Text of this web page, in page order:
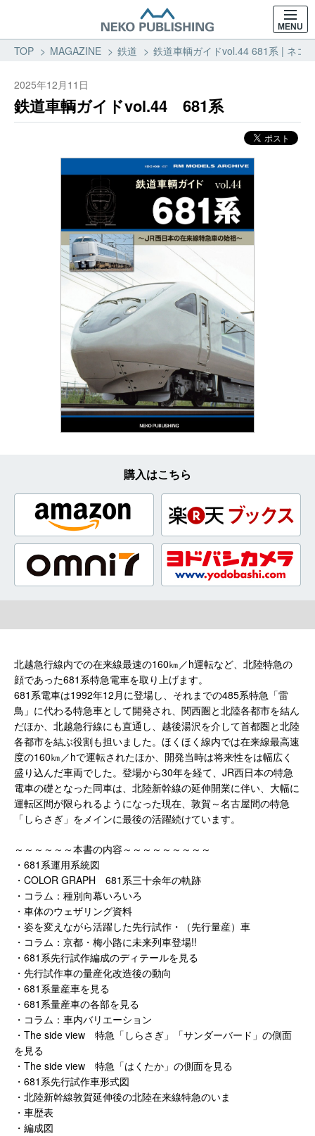
MENU
TOP MAGAZINE 鉄道 鉄道車輌ガイドvol.44 681系 | ネコ
2025年12月11日
鉄道車輌ガイドvol.44 681系
購入はこちら
北越急行線内での在来線最速の160㎞／h運転など、北陸特急の
顔であった681系特急電車を取り上げます。
681系電車は1992年12月に登場し、それまでの485系特急「雷
鳥」に代わる特急車として開発され、関西圏と北陸各都市を結ん
だほか、北越急行線にも直通し、越後湯沢を介して首都圏と北陸
各都市を結ぶ役割も担いました。ほくほく線内では在来線最高速
度の160㎞／hで運転されたほか、開発当時は将来性をは幅広く
盛り込んだ車両でした。登場から30年を経て、JR西日本の特急
電車の礎となった同車は、北陸新幹線の延伸開業に伴い、大幅に
運転区間が限られるようになった現在、敦賀～名古屋間の特急
「しらさぎ」をメインに最後の活躍続けています。
～～～～～～本書の内容～～～～～～～～～
・681系運用系統図
・COLOR GRAPH 681系三十余年の軌跡
・コラム：種別向幕いろいろ
・車体のウェザリング資料
・姿を変えながら活躍した先行試作・（先行量産）車
・コラム：京都・梅小路に未来列車登場!!
・681系先行試作編成のディテールを見る
・先行試作車の量産化改造後の動向
・681系量産車を見る
・681系量産車の各部を見る
・コラム：車内バリエーション
・The side view 特急「しらさぎ」「サンダーバード」の側面
を見る
・The side view 特急「はくたか」の側面を見る
・681系先行試作車形式図
・北陸新幹線敦賀延伸後の北陸在来線特急のいま
・車歴表
・編成図